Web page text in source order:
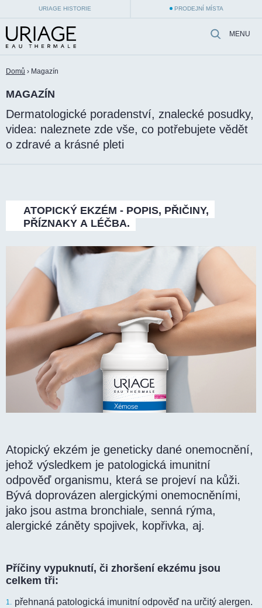
URIAGE HISTORIE PRODEJNÍ MÍSTA
MENU
Domů › Magazín
MAGAZÍN
Dermatologické poradenství, znalecké posudky,
videa: naleznete zde vše, co potřebujete vědět
o zdravé a krásné pleti
ATOPICKÝ EKZÉM - POPIS, PŘIČINY,
PŘÍZNAKY A LÉČBA.
Atopický ekzém je geneticky dané onemocnění,
jehož výsledkem je patologická imunitní
odpověď organismu, která se projeví na kůži.
Bývá doprovázen alergickými onemocněními,
jako jsou astma bronchiale, senná rýma,
alergické záněty spojivek, kopřivka, aj.
Příčiny vypuknutí, či zhoršení ekzému jsou
celkem tři:
přehnaná patologická imunitní odpověď na určitý alergen.